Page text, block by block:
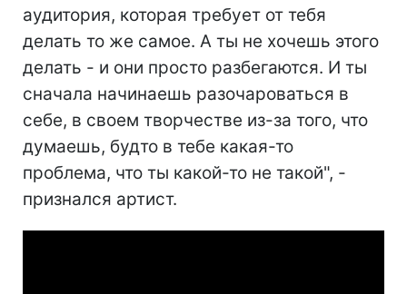
аудитория, которая требует от тебя
делать то же самое. А ты не хочешь этого
делать - и они просто разбегаются. И ты
сначала начинаешь разочароваться в
себе, в своем творчестве из-за того, что
думаешь, будто в тебе какая-то
проблема, что ты какой-то не такой", -
признался артист.